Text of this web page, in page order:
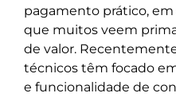
pagamento prático,
que muitos veem
de valor.
técnicos têm focado
e funcionalidade de